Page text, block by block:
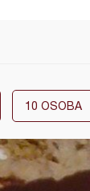
10 OSOBA